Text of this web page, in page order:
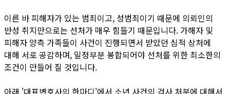
이른 바 피해자가 있는 범죄이고, 성범죄이기 때문에 의뢰인의
반성 취지만으로는 선처가 매우 힘들기 때문입니다. 가해자 및
피해자 양측 가족들이 사건이 진행되면서 받았던 심적 상처에
대해 서로 공감하며, 일정부분 봉합되어야 선처를 위한 최소한의
조건이 만들어 질 것입니다.
아래 '대표변호사의 한마디'에서 소년 사건의 검사 처분에 대해서